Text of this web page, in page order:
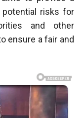
risks for
and other
ensure a fair and